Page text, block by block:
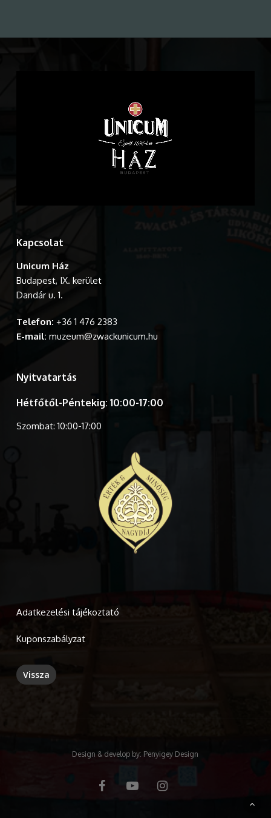
Kapcsolat
Unicum Ház
Budapest, IX. kerület
Dandár u. 1.
Telefon: +36 1 476 2383
E-mail: muzeum@zwackunicum.hu
Nyitvatartás
Hétfőtől-Péntekig: 10:00-17:00
Szombat: 10:00-17:00
Adatkezelési tájékoztató
Kuponszabályzat
Design & develop by: Penyigey Design
facebookyoutube instagram